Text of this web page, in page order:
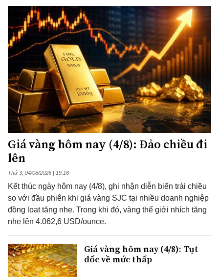
Giá vàng hôm nay (4/8): Đảo chiều đi
lên
Thứ 3, 04/08/2026 | 19:16
Kết thúc ngày hôm nay (4/8), ghi nhận diễn biến trái chiều
so với đầu phiên khi giá vàng SJC tại nhiều doanh nghiệp
đồng loạt tăng nhẹ. Trong khi đó, vàng thế giới nhích tăng
nhẹ lên 4.062,6 USD/ounce.
Giá vàng hôm nay (4/8): Tụt
dốc về mức thấp